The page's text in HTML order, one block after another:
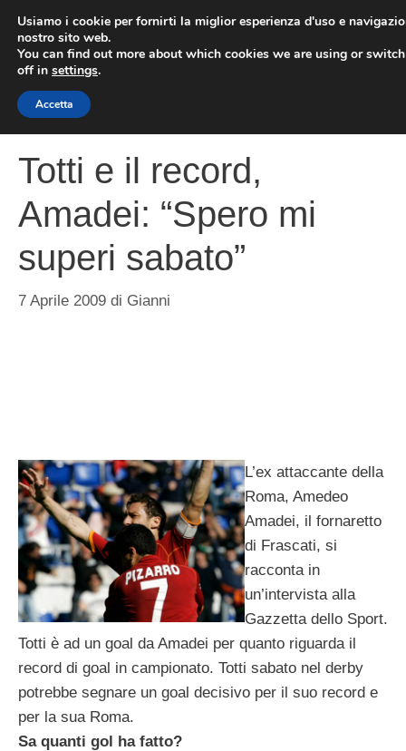
contenuto
Totti e il record,
Amadei: “Spero mi
superi sabato”
7 Aprile 2009 di Gianni
L’ex attaccante della
Roma, Amedeo
Amadei, il fornaretto
di Frascati, si
racconta in
un’intervista alla
Gazzetta dello Sport.
Totti è ad un goal da Amadei per quanto riguarda il
record di goal in campionato. Totti sabato nel derby
potrebbe segnare un goal decisivo per il suo record e
per la sua Roma.
Sa quanti gol ha fatto?
Usiamo i cookie per fornirti la miglior esperienza d'uso e
nostro sito web.
You can find out more about which cookies we are using or
off in settings.
Accetta